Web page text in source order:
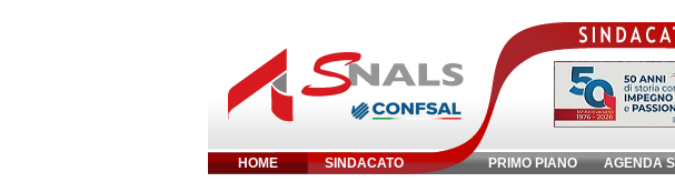
HOME SINDACATO PRIMO PIANO AGENDA